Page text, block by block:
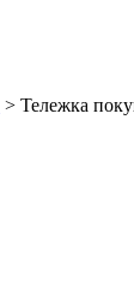
> Тележка